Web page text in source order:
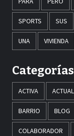
SPORTS SUS
UNA VIVIENDA
Categorías
ACTIVA
BARRIO BLOG
COLABORADOR